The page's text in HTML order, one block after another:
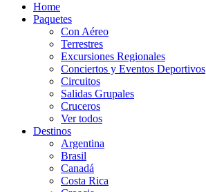
Globaltours
Organización de Servicios Turísticos
Home
Paquetes
Con Aéreo
Terrestres
Excursiones Regionales
Conciertos y Eventos Deportivos
Circuitos
Salidas Grupales
Cruceros
Ver todos
Destinos
Argentina
Brasil
Canadá
Costa Rica